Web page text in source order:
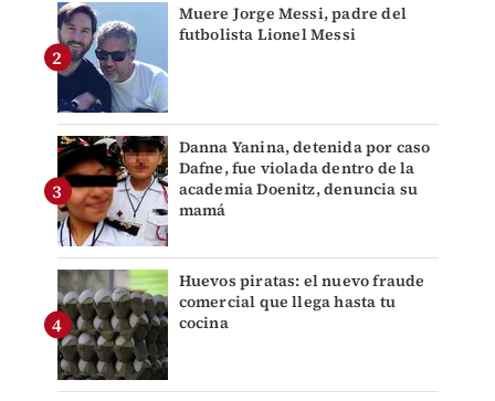
Muere Jorge Messi, padre del
futbolista Lionel Messi
Danna Yanina, detenida por caso
Dafne, fue violada dentro de la
academia Doenitz, denuncia su
mamá
Huevos piratas: el nuevo fraude
comercial que llega hasta tu
cocina